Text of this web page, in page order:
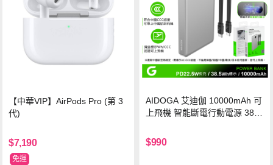
【中華VIP】AirPods Pro (第 3
代)
$7,190
免運
AIDOGA 艾迪伽 10000mAh 可
上飛機 智能斷電行動電源 38.5
灣BSMI/中國CCC/歐美CE/FCC
認證
$990